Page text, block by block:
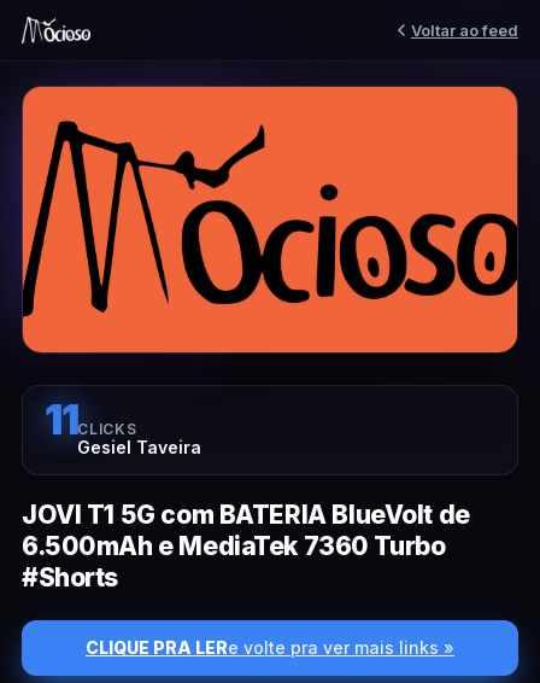
Voltar ao feed
11CLICKS
Gesiel Taveira
JOVI T1 5G com BATERIA BlueVolt de
6.500mAh e MediaTek 7360 Turbo
#Shorts
CLIQUE PRA LERe volte pra ver mais links »